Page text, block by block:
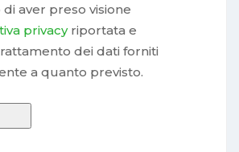
di aver preso visione
privacyriportata e
dei dati forniti
a quanto previsto.